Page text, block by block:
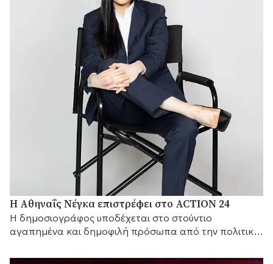
Η Αθηναΐς Νέγκα επιστρέφει στο ACTION 24
H δημοσιογράφος υποδέχεται στο στούντιο
αγαπημένα και δημοφιλή πρόσωπα από την πολιτική